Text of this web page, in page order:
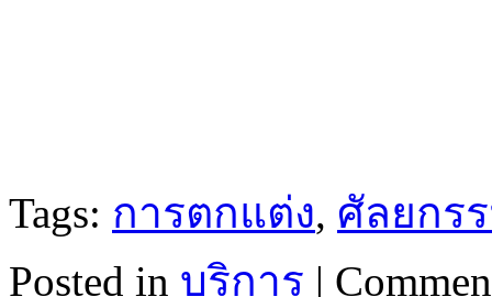
Tags: การตกแต่ง, ศัลยกร
Posted in บริการ |